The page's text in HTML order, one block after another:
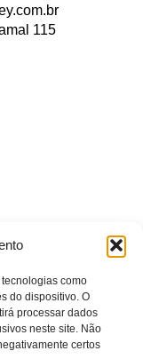
como
do dispositivo. O
processar dados
neste site. Não
certos
115
Marketing